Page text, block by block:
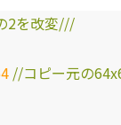
2を改変///
//コピー元の